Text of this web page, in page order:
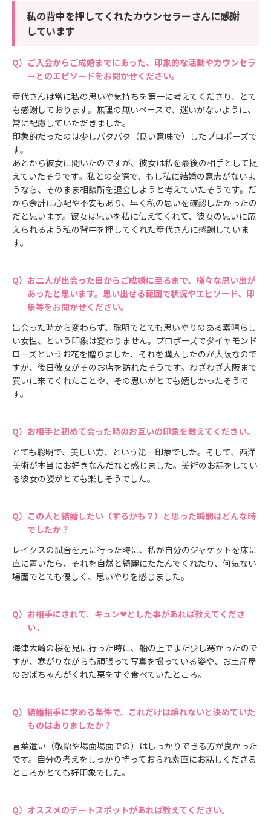
私の背中を押してくれたカウンセラーさんに感謝
しています
ご入会からご成婚までにあった、印象的な活動やカウンセラ
ーとのエピソードをお聞かせください。
章代さんは常に私の思いや気持ちを第一に考えてくださり、とて
も感謝しております。無理の無いペースで、迷いがないように、
常に配慮していただきました。
印象的だったのは少しバタバタ（良い意味で）したプロポーズで
す。
あとから彼女に聞いたのですが、彼女は私を最後の相手として捉
えていたそうです。私との交際で、もし私に結婚の意志がないよ
うなら、そのまま相談所を退会しようと考えていたそうです。だ
から余計に心配や不安もあり、早く私の思いを確認したかったの
だと思います。彼女は思いを私に伝えてくれて、彼女の思いに応
えられるよう私の背中を押してくれた章代さんに感謝していま
す。
お二人が出会った日からご成婚に至るまで、様々な思い出が
あったと思います。思い出せる範囲で状況やエピソード、印
象等をお聞かせください。
出会った時から変わらず、聡明でとても思いやりのある素晴らし
い女性、という印象は変わりません。プロポーズでダイヤモンド
ローズというお花を贈りました、それを購入したのが大阪なので
すが、後日彼女がそのお店を訪れたそうです。わざわざ大阪まで
買いに来てくれたことや、その思いがとても嬉しかったそうで
す。
お相手と初めて会った時のお互いの印象を教えてください。
とても聡明で、美しい方、という第一印象でした。そして、西洋
美術が本当にお好きなんだなと感じました。美術のお話をしてい
る彼女の姿がとても楽しそうでした。
この人と結婚したい（するかも？）と思った瞬間はどんな時
でしたか？
レイクスの試合を見に行った時に、私が自分のジャケットを床に
直に置いたら、それを自然と綺麗にたたんでくれたり、何気ない
場面でとても優しく、思いやりを感じました。
お相手にされて、キュン❤とした事があれば教えてくださ
い。
海津大崎の桜を見に行った時に、船の上でまだ少し寒かったので
すが、寒がりながらも頑張って写真を撮っている姿や、お土産屋
のおばちゃんがくれた栗をすぐ食べていたところ。
結婚相手に求める条件で、これだけは譲れないと決めていた
ものはありましたか？
言葉遣い（敬語や場面場面での）はしっかりできる方が良かった
です。自分の考えをしっかり持っておられ素直にお話しくださる
ところがとても好印象でした。
オススメのデートスポットがあれば教えてください。